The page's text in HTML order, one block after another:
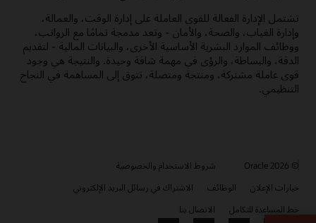
تشتمل الإدارة الفعالة للقوى العاملة على إدارة الوقت، والعمالة،
وإدارة الغياب، والصحة، والأمان - وتعد مدمجة تمامًا مع الرواتب،
ووظائف الموارد البشرية الأساسية الأخرى، والبيانات المالية - لتقديم
الدقة، والبساطة، والرؤى في مهمة شاقة وحيدة. والنتيجة هي وجود
قوى عاملة مشتركة، ومنتجة ومتصلة، تتوق إلى المساهمة في النجاح
التنظيمي.
© 2026 Oracle
شروط الاستخدام والخصوصية
خيارات الإعلان
الوظائف
الاشتراك في رسائل البريد الإلكتروني
خط المساعدة للتكامل
الاتصال بنا